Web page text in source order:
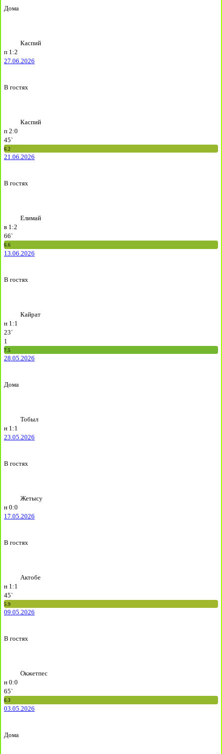
Дома
Каспий
п 1:2
27.06.2026
В гостях
Каспий
п 2:0
45`
6.2
21.06.2026
В гостях
Елимай
в 1:2
66`
6.6
13.06.2026
В гостях
Кайрат
н 1:1
23`
1
7.5
28.05.2026
Дома
Тобыл
н 1:1
23.05.2026
В гостях
Жетысу
н 0:0
17.05.2026
В гостях
Актобе
н 1:1
45`
5.9
09.05.2026
В гостях
Окжетпес
н 0:0
65`
6.3
03.05.2026
Дома